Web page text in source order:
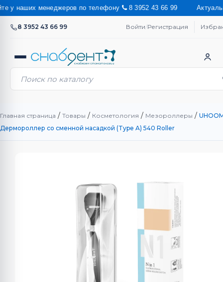
наших менеджеров по телефону 8 3952 43 66 99 Актуальную
8 3952 43 66 99 Войти/Регистрация
Главная страница / Товары / Косметология / Мезороллеры /
Дермороллер со сменной насадкой (Type A) 540 Roller